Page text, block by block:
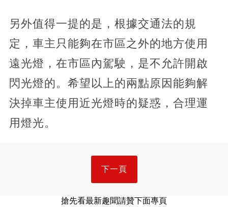
另外值得一提的是，根據交通法的規
定，車主只能夠在市區之外的地方使用
遠光燈，在市區內駕駛，是不允許開啟
閃光燈的。希望以上的兩點原因能夠解
決掉車主使用近光燈時的疑惑，合理運
用燈光。
下一頁
搶先看最新趣聞請贊下面專頁